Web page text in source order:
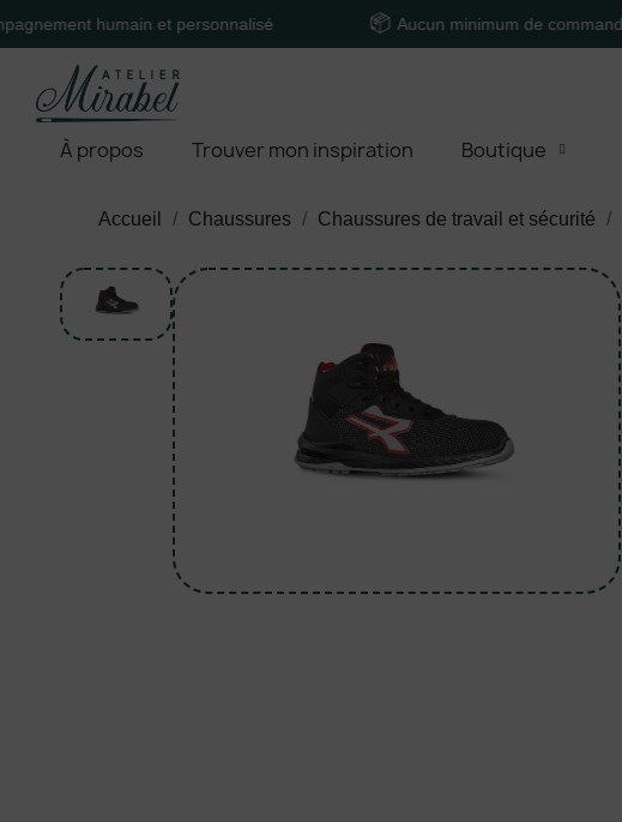
humain et personnalisé Aucun minimum de commande
À propos Trouver mon inspiration Boutique
Accueil Chaussures Chaussures de travail et sécurité